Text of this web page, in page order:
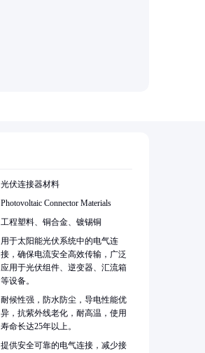
光伏连接器材料
Photovoltaic Connector Materials
工程塑料、铜合金、镀锡铜
用于太阳能光伏系统中的电气连
接，确保电流安全高效传输，广泛
应用于光伏组件、逆变器、汇流箱
等设备。
耐候性强，防水防尘，导电性能优
异，抗紫外线老化，耐高温，使用
寿命长达25年以上。
提供安全可靠的电气连接，减少接